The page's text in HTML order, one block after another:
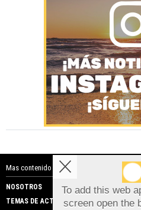
Mas contenido de Costa Blanca Noticias:
NOSOTROS
TEMAS DE ACTUALIDAD
To add this web
screen open the
Aviso sobre el